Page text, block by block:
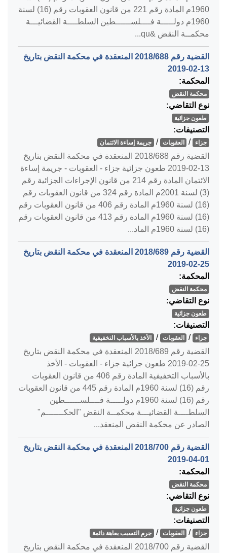
1960م المادة رقم 221 من قانون العقوبات رقم (16) لسنة
1960م دولـــــة فــــلســــــطين السلطــــة القضائيـــة
محكمــة النقض &qu...
القضية رقم ‎688‏/‎2018‏ المنعقدة في محكمة النقض بتاريخ
‎2019-02-13‏
المحكمة:
محكمة النقض
نوع التقاضي:
طعون جزائية
التصنيفات:
جزاء / العقوبات / جريمة إساءة الائتمان
القضية رقم ‎688‏/‎2018‏ المنعقدة في محكمة النقض بتاريخ
‎2019-02-13‏ طعون جزائية جزاء - العقوبات - جريمة إساءة
الائتمان المادة رقم 214 من قانون الإجراءات الجزائية رقم
(3) لسنة 2001م المادة رقم 324 من قانون العقوبات رقم
(16) لسنة 1960م المادة رقم 406 من قانون العقوبات رقم
(16) لسنة 1960م المادة رقم 413 من قانون العقوبات رقم
(16) لسنة 1960م الماد...
القضية رقم ‎689‏/‎2018‏ المنعقدة في محكمة النقض بتاريخ
‎2019-02-25‏
المحكمة:
محكمة النقض
نوع التقاضي:
طعون جزائية
التصنيفات:
جزاء / العقوبات / الأخذ بالأسباب التخفيفية
القضية رقم ‎689‏/‎2018‏ المنعقدة في محكمة النقض بتاريخ
‎2019-02-25‏ طعون جزائية جزاء - العقوبات - الأخذ
بالأسباب التخفيفية المادة رقم 406 من قانون العقوبات
رقم (16) لسنة 1960م المادة رقم 445 من قانون العقوبات
رقم (16) لسنة 1960م دولـــــة فــــلســــــطين
السلطــــة القضائيـــة محكمــة النقض "الحكـــــــم"
الصادر عن محكمة النقض المنعقد...
القضية رقم ‎700‏/‎2018‏ المنعقدة في محكمة النقض بتاريخ
‎2019-04-01‏
المحكمة:
محكمة النقض
نوع التقاضي:
طعون جزائية
التصنيفات:
جزاء / العقوبات / جرم التسبب بعاهة دائمة
القضية رقم ‎700‏/‎2018‏ المنعقدة في محكمة النقض بتاريخ